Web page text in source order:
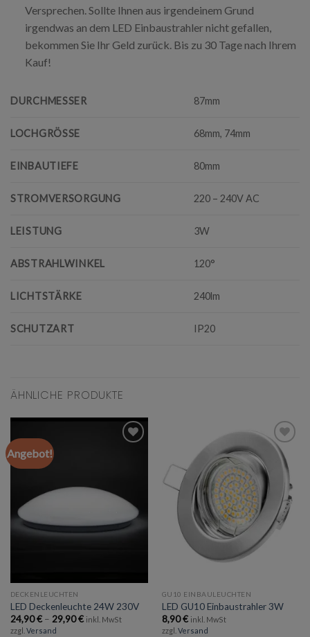
Versprechen. Sollte Ihnen aus irgendeinem Grund
irgendwas an dem LED Einbaustrahler nicht gefallen,
bekommen Sie Ihr Geld zurück. Bis zu 30 Tage nach Ihrem
Kauf!
DURCHMESSER 87mm
LOCHGRÖSSE 68mm, 74mm
EINBAUTIEFE 80mm
STROMVERSORGUNG 220 – 240V AC
LEISTUNG 3W
ABSTRAHLWINKEL 120°
LICHTSTÄRKE 240lm
SCHUTZART IP20
ÄHNLICHE PRODUKTE
Angebot!
DECKENLEUCHTEN
LED Deckenleuchte 24W 230V
24,90€ – 29,90€Preisspanne:
inkl. MwSt
zzgl. Versand
Add to
wishlist
GU10 EINBAULEUCHTEN
LED GU10 Einbaustrahler 3W
8,90€ inkl. MwSt
zzgl. Versand